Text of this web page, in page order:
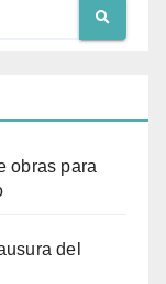
obras para
del